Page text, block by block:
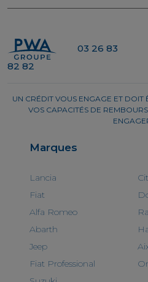
03 26 83
82 82
UN CRÉDIT VOUS ENGAGE ET DOIT
VOS CAPACITÉS DE
Marques
Lancia
Fiat
Alfa Romeo
Abarth
Jeep
Fiat Professional